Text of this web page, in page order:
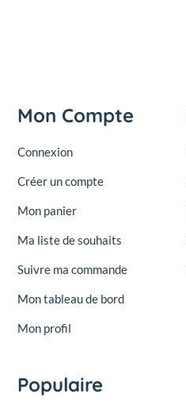
Mon Compte
Connexion
Créer un compte
Mon panier
Ma liste de souhaits
Suivre ma commande
Mon tableau de bord
Mon profil
Populaire